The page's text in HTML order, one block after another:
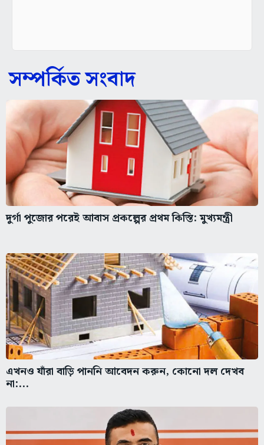
সম্পর্কিত সংবাদ
দুর্গা পুজোর পরেই আবাস প্রকল্পের প্রথম কিস্তি: মুখ্যমন্ত্রী
এখনও যাঁরা বাড়ি পাননি আবেদন করুন, কোনো দল দেখব
না:...